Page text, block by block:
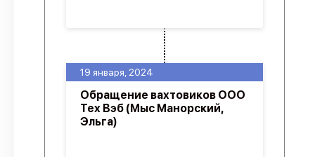
19 января, 2024
Обращение вахтовиков ООО
Тех Вэб (Мыс Манорский,
Эльга)